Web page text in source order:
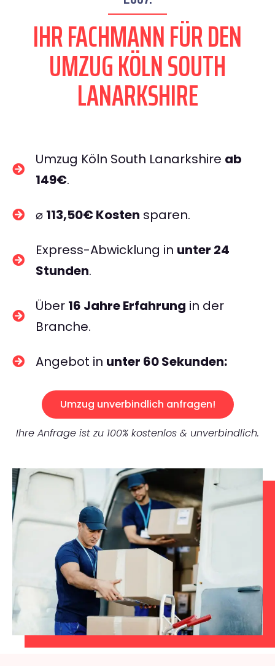
IHR FACHMANN FÜR DEN
UMZUG KÖLN SOUTH
LANARKSHIRE
Umzug Köln South Lanarkshire ab
149€.
⌀ 113,50€ Kosten sparen.
Express-Abwicklung in unter 24
Stunden.
Über 16 Jahre Erfahrung in der
Branche.
Angebot in unter 60 Sekunden:
Umzug unverbindlich anfragen!
Ihre Anfrage ist zu 100% kostenlos & unverbindlich.